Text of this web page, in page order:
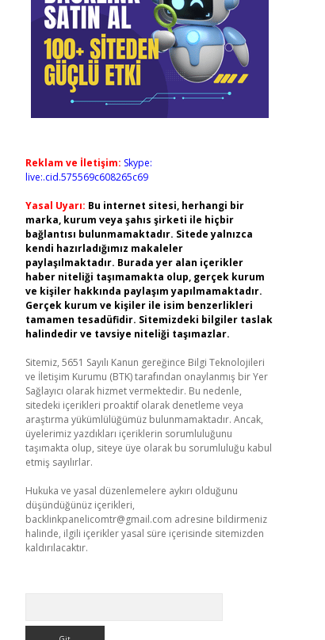
Reklam ve İletişim: Skype:
live:.cid.575569c608265c69
Yasal Uyarı: Bu internet sitesi, herhangi bir
marka, kurum veya şahıs şirketi ile hiçbir
bağlantısı bulunmamaktadır. Sitede yalnızca
kendi hazırladığımız makaleler
paylaşılmaktadır. Burada yer alan içerikler
haber niteliği taşımamakta olup, gerçek kurum
ve kişiler hakkında paylaşım yapılmamaktadır.
Gerçek kurum ve kişiler ile isim benzerlikleri
tamamen tesadüfidir. Sitemizdeki bilgiler taslak
halindedir ve tavsiye niteliği taşımazlar.
Sitemiz, 5651 Sayılı Kanun gereğince Bilgi Teknolojileri
ve İletişim Kurumu (BTK) tarafından onaylanmış bir Yer
Sağlayıcı olarak hizmet vermektedir. Bu nedenle,
sitedeki içerikleri proaktif olarak denetleme veya
araştırma yükümlülüğümüz bulunmamaktadır. Ancak,
üyelerimiz yazdıkları içeriklerin sorumluluğunu
taşımakta olup, siteye üye olarak bu sorumluluğu kabul
etmiş sayılırlar.
Hukuka ve yasal düzenlemelere aykırı olduğunu
düşündüğünüz içerikleri,
backlinkpanelicomtr@gmail.com adresine bildirmeniz
halinde, ilgili içerikler yasal süre içerisinde sitemizden
kaldırılacaktır.